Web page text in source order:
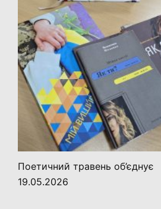
Поетичний травень об’єднує
19.05.2026